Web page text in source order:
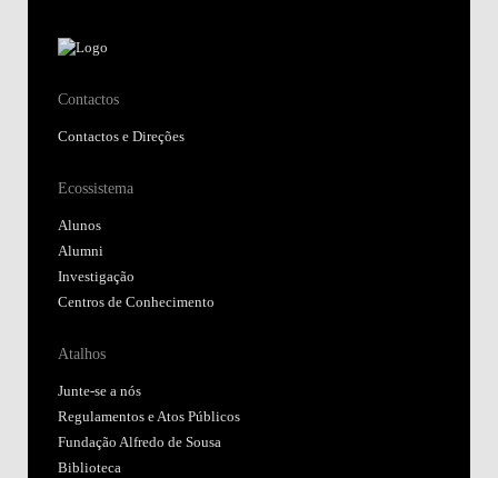
Contactos
Contactos e Direções
Ecossistema
Alunos
Alumni
Investigação
Centros de Conhecimento
Atalhos
Junte-se a nós
Regulamentos e Atos Públicos
Fundação Alfredo de Sousa
Biblioteca